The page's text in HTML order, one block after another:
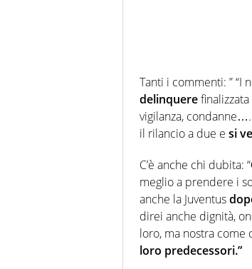
Tanti i commenti: ”
delinquere
vigilanza,
il rilancio a due e si
C’è anche chi dubita: “
meglio a prendere i
anche la Juventus
direi anche dignità,
loro, ma nostra
loro predecessori.”